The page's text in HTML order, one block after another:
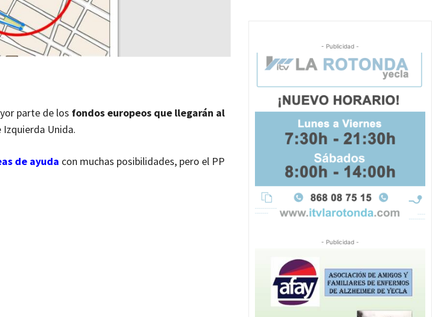
parte de los fondos europeos que llegarán al
Unida.
de ayuda con muchas posibilidades, pero el PP
- Publicidad -
- Publicidad -